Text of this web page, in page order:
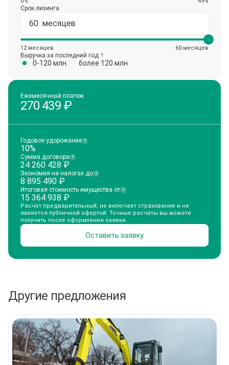
Срок лизинга
12 месяцев 60 месяцев
Выручка за последний год ?
0-120 млн более 120 млн
Ежемесячный платеж
270 439₽
Годовое удорожание ?
10%
Сумма договора ?
24 260 428 ₽
Экономия на налогах до ?
8 895 490 ₽
Итоговая стоимость имущества от ?
15 364 938 ₽
Расчет предварительный, не включает страхование и не
является публичной офертой. Точные расчеты вы можете
получить после оформления заявки.
Оставить заявку
Другие предложения